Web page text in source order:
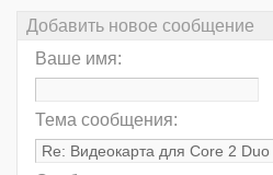
Добавить новое сообщение
Ваше имя:
Тема сообщения: